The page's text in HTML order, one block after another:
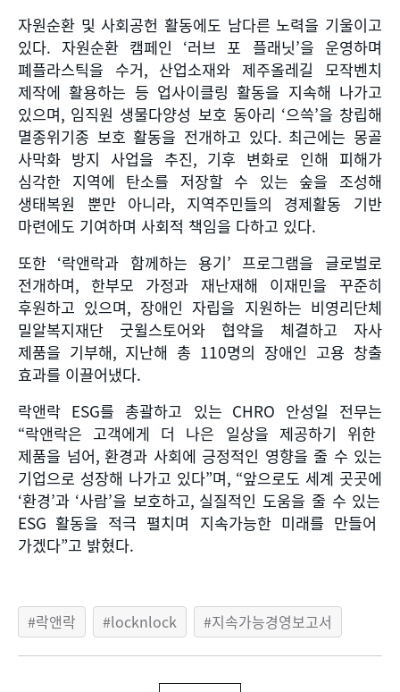
자원순환 및 사회공헌 활동에도 남다른 노력을 기울이고
있다. 자원순환 캠페인 ‘러브 포 플래닛’을 운영하며
폐플라스틱을 수거, 산업소재와 제주올레길 모작벤치
제작에 활용하는 등 업사이클링 활동을 지속해 나가고
있으며, 임직원 생물다양성 보호 동아리 ‘으쓱’을 창립해
멸종위기종 보호 활동을 전개하고 있다. 최근에는 몽골
사막화 방지 사업을 추진, 기후 변화로 인해 피해가
심각한 지역에 탄소를 저장할 수 있는 숲을 조성해
생태복원 뿐만 아니라, 지역주민들의 경제활동 기반
마련에도 기여하며 사회적 책임을 다하고 있다.
또한 ‘락앤락과 함께하는 용기’ 프로그램을 글로벌로
전개하며, 한부모 가정과 재난재해 이재민을 꾸준히
후원하고 있으며, 장애인 자립을 지원하는 비영리단체
밀알복지재단 굿윌스토어와 협약을 체결하고 자사
제품을 기부해, 지난해 총 110명의 장애인 고용 창출
효과를 이끌어냈다.
락앤락 ESG를 총괄하고 있는 CHRO 안성일 전무는
“락앤락은 고객에게 더 나은 일상을 제공하기 위한
제품을 넘어, 환경과 사회에 긍정적인 영향을 줄 수 있는
기업으로 성장해 나가고 있다”며, “앞으로도 세계 곳곳에
‘환경’과 ‘사람’을 보호하고, 실질적인 도움을 줄 수 있는
ESG 활동을 적극 펼치며 지속가능한 미래를 만들어
가겠다”고 밝혔다.
락앤락 locknlock 지속가능경영보고서